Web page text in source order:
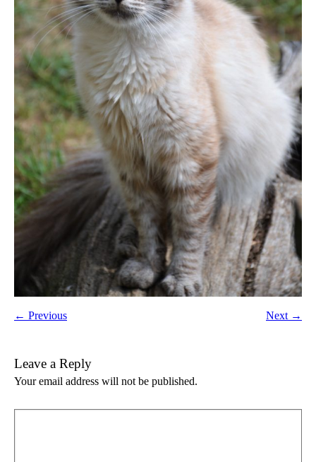
← Previous Next →
Leave a Reply
Your email address will not be published.